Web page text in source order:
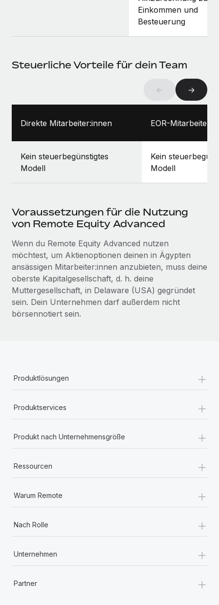
Einkommen und
Besteuerung
Steuerliche Vorteile für dein Team
← →
Direkte Mitarbeiter:innen EOR-
Kein steuerbegünstigtes
Modell
Kein
Modell
Voraussetzungen für die Nutzung
von Remote Equity Advanced
Wenn du Remote Equity Advanced nutzen
möchtest, um Aktienoptionen deinen in Ägypten
ansässigen Mitarbeiter:innen anzubieten, muss deine
oberste Kapitalgesellschaft, d. h. deine
Muttergesellschaft, in Delaware (USA) gegründet
sein. Dein Unternehmen darf außerdem nicht
börsennotiert sein.
Produktlösungen +
Produktservices +
Produkt nach Unternehmensgröße +
Ressourcen +
Warum Remote +
Nach Rolle +
Unternehmen +
Partner +